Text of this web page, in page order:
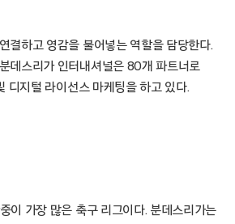
결하고 영감을 불어넣는 역할을 담당한다.
데스리가 인터내셔널은 80개 파트너로
디지털 라이선스 마케팅을 하고 있다.
이 가장 많은 축구 리그이다. 분데스리가는